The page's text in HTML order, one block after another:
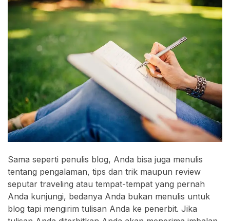
Sama seperti penulis blog, Anda bisa juga menulis
tentang pengalaman, tips dan trik maupun review
seputar traveling atau tempat-tempat yang pernah
Anda kunjungi, bedanya Anda bukan menulis untuk
blog tapi mengirim tulisan Anda ke penerbit. Jika